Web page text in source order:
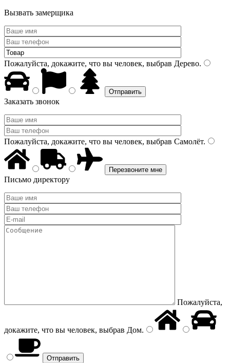
Вызвать замерщика
Пожалуйста, докажите, что вы человек, выбрав Дерево.
Заказать звонок
Пожалуйста, докажите, что вы человек, выбрав Самолёт.
Письмо директору
Пожалуйста,
докажите, что вы человек, выбрав Дом.